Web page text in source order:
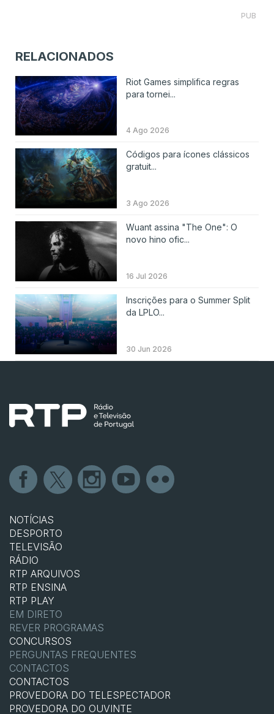
PUB
RELACIONADOS
Riot Games simplifica regras
para tornei...
4 Ago 2026
Códigos para ícones clássicos
gratuit...
3 Ago 2026
Wuant assina "The One": O
novo hino ofic...
16 Jul 2026
Inscrições para o Summer Split
da LPLO...
30 Jun 2026
NOTÍCIAS
DESPORTO
TELEVISÃO
RÁDIO
RTP ARQUIVOS
RTP ENSINA
RTP PLAY
EM DIRETO
REVER PROGRAMAS
CONCURSOS
PERGUNTAS FREQUENTES
CONTACTOS
CONTACTOS
PROVEDORA DO TELESPECTADOR
PROVEDORA DO OUVINTE